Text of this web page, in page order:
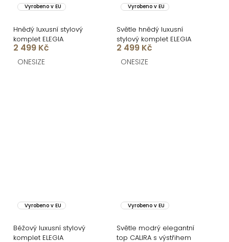
Vyrobeno v EU
Hnědý luxusní stylový
komplet ELEGIA
2 499 Kč
ONESIZE
Vyrobeno v EU
Světle hnědý luxusní
stylový komplet ELEGIA
2 499 Kč
ONESIZE
Vyrobeno v EU
Béžový luxusní stylový
komplet ELEGIA
Vyrobeno v EU
Světle modrý elegantní
top CALIRA s výstřihem